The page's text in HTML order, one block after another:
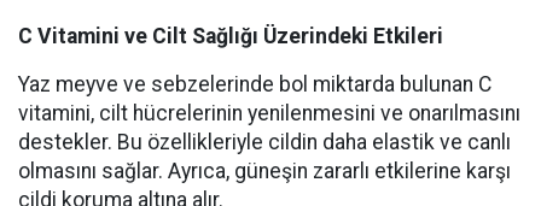
C Vitamini ve Cilt Sağlığı Üzerindeki Etkileri
Yaz meyve ve sebzelerinde bol miktarda bulunan C
vitamini, cilt hücrelerinin yenilenmesini ve onarılmasını
destekler. Bu özellikleriyle cildin daha elastik ve canlı
olmasını sağlar. Ayrıca, güneşin zararlı etkilerine karşı
cildi koruma altına alır.